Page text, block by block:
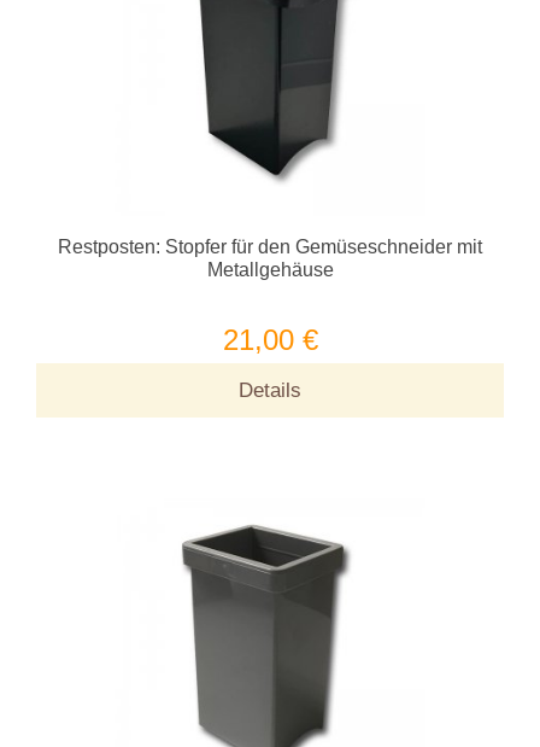
Restposten: Stopfer für den Gemüseschneider mit
Metallgehäuse
21,00 €
Details